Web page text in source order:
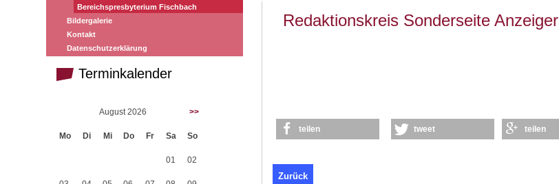
Bereichspresbyterium Fischbach
Bildergalerie
Kontakt
Datenschutzerklärung
Terminkalender
August 2026 >>
Mo Di Mi Do Fr Sa So
01 02
Redaktionskreis Sonderseite Anzeiger
teilen tweet teilen
Zurück